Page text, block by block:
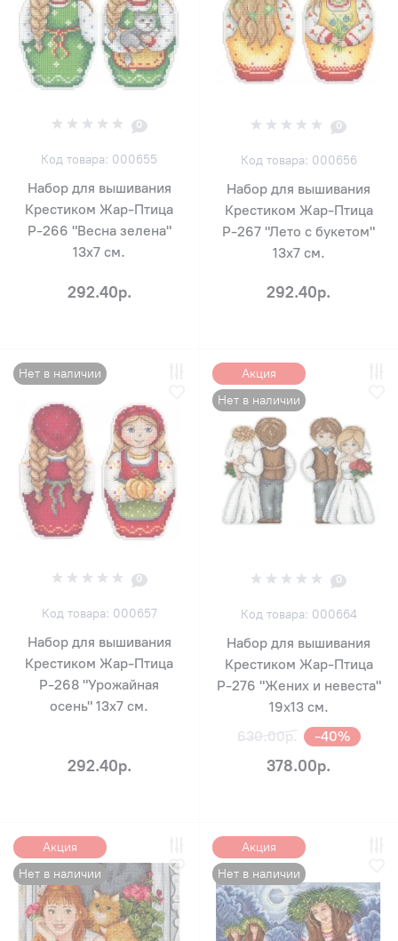
0
Код товара: 000655
Набор для вышивания
Крестиком Жар-Птица
Р-266 "Весна зелена"
13х7 см.
292.40р.
0
Код товара: 000656
Набор для вышивания
Крестиком Жар-Птица
Р-267 "Лето с букетом"
13х7 см.
292.40р.
Нет в наличии
0
Код товара: 000657
Набор для вышивания
Крестиком Жар-Птица
Р-268 "Урожайная
осень" 13х7 см.
292.40р.
Акция
Нет в наличии
0
Код товара: 000664
Набор для вышивания
Крестиком Жар-Птица
Р-276 "Жених и невеста"
19х13 см.
630.00р.
-40%
378.00р.
Акция
Нет в наличии
Акция
Нет в наличии